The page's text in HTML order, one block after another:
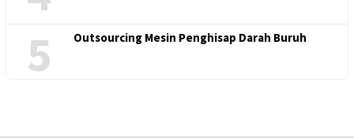
5 Outsourcing Mesin Penghisap Darah Buruh